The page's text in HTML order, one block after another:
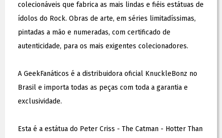
colecionáveis que fabrica as mais lindas e fiéis estátuas de
ídolos do Rock. Obras de arte, em séries limitadíssimas,
pintadas a mão e numeradas, com certificado de
autenticidade, para os mais exigentes colecionadores.
A GeekFanáticos é a distribuidora oficial KnuckleBonz no
Brasil e importa todas as peças com toda a garantia e
exclusividade.
Esta é a estátua do Peter Criss - The Catman - Hotter Than